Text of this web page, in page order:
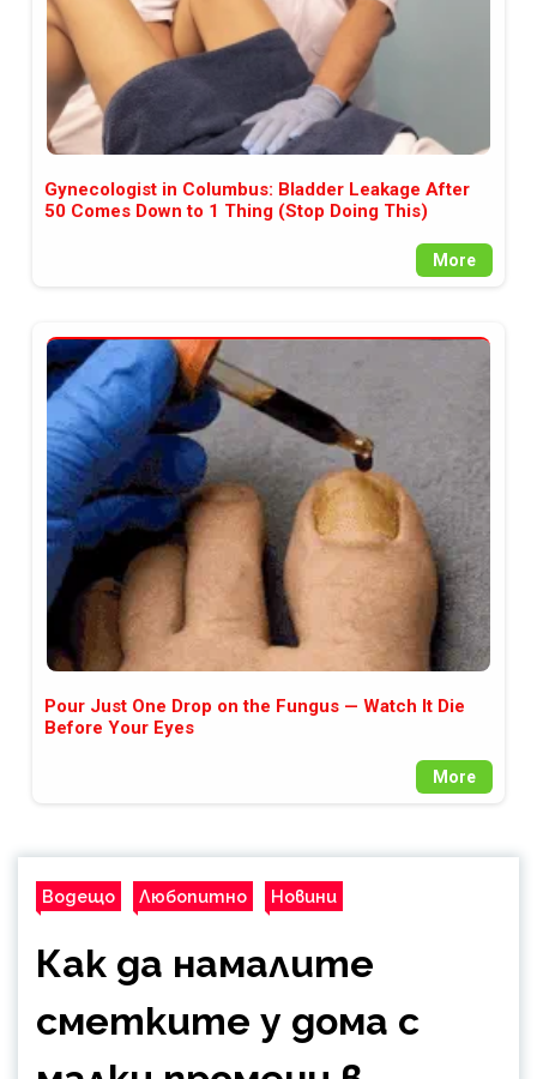
Gynecologist in Columbus: Bladder Leakage After
50 Comes Down to 1 Thing (Stop Doing This)
More
Pour Just One Drop on the Fungus — Watch It Die
Before Your Eyes
More
Водещо Любопитно Новини
Как да намалите
сметките у дома с